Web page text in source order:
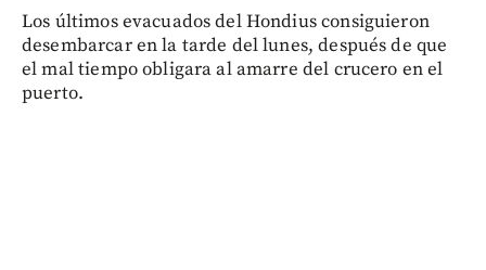
Los últimos evacuados del Hondius consiguieron
desembarcar en la tarde del lunes, después de que
el mal tiempo obligara al amarre del crucero en el
puerto.